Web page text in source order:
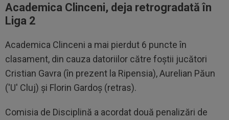
Academica Clinceni, deja retrogradată în
Liga 2
Academica Clinceni a mai pierdut 6 puncte în
clasament, din cauza datoriilor către foștii jucători
Cristian Gavra (în prezent la Ripensia), Aurelian Păun
('U' Cluj) și Florin Gardoș (retras).
Comisia de Disciplină a acordat două penalizări de